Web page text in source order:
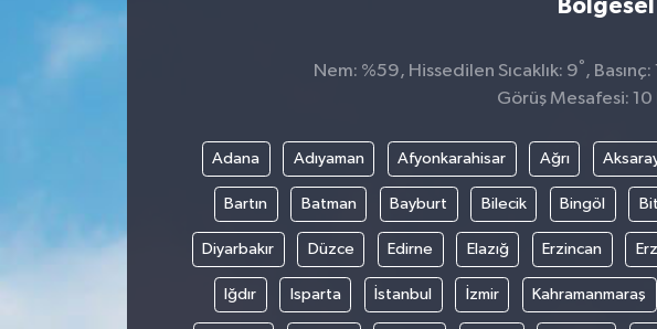
Nem: %59, Hissedilen Sıcaklık: 9° ,
Görüş Mesafesi: 10
Adana Adıyaman Afyonkarahisar Ağrı
Bartın Batman Bayburt Bilecik Bingöl
Diyarbakır Düzce Edirne Elazığ Erzincan
Iğdır Isparta İstanbul İzmir Kahramanmaraş